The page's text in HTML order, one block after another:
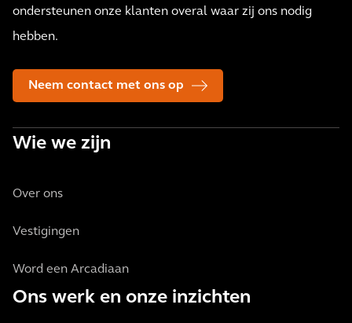
ondersteunen onze klanten overal waar zij ons nodig
hebben.
Neem contact met ons op
Wie we zijn
Over ons
Vestigingen
Word een Arcadiaan
Ons werk en onze inzichten